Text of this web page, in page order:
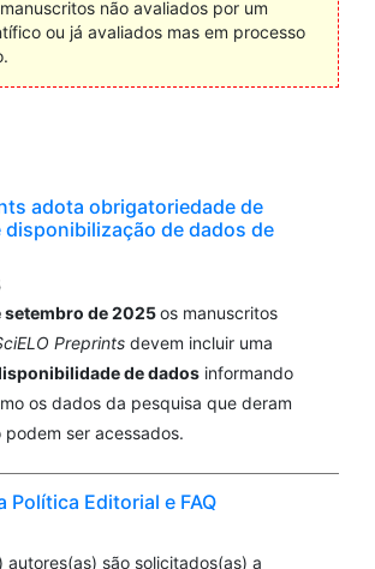
não avaliados por um
ou já avaliados mas em processo
adota obrigatoriedade de
disponibilização de dados de
setembro de 2025os manuscritos
Preprints devem incluir uma
de dados informando
os dados da pesquisa que deram
ser acessados.
Política Editorial e FAQ
autores(as) são solicitados(as) a